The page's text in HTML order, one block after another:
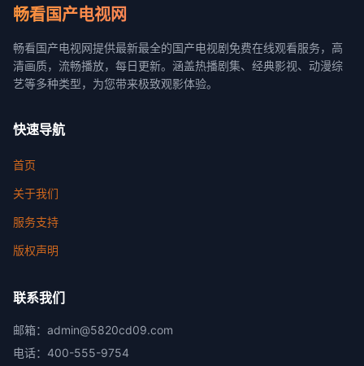
畅看国产电视网
畅看国产电视网提供最新最全的国产电视剧免费在线观看服务，高
清画质，流畅播放，每日更新。涵盖热播剧集、经典影视、动漫综
艺等多种类型，为您带来极致观影体验。
快速导航
首页
关于我们
服务支持
版权声明
联系我们
邮箱： admin@5820cd09.com
电话： 400-555-9754